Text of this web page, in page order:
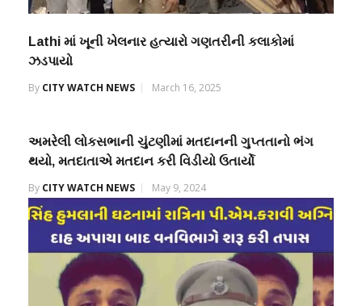
Lathi માં ખૂની ખેલનાર હત્યારો ગણતરીની કલાકોમાં
ઝડપાયો
By CITY WATCH NEWS March 16, 2025
અમરેલી લોકસભાની ચુંટણીમાં મતદાનની ગુપ્તતાનો ભંગ
થયો, મતદાતાએ મતદાન કરી વિડીયો ઉતાર્યો
By CITY WATCH NEWS May 9, 2024